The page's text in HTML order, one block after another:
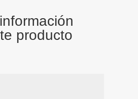
producto